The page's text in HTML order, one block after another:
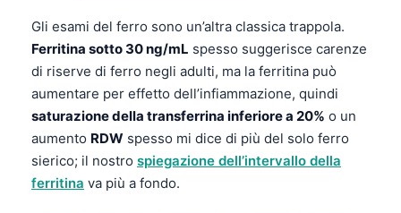
Gli esami del ferro sono un’altra classica trappola.
Ferritina sotto 30 ng/mL spesso suggerisce carenze
di riserve di ferro negli adulti, ma la ferritina può
aumentare per effetto dell’infiammazione, quindi
saturazione della transferrina inferiore a 20% o un
aumento RDW spesso mi dice di più del solo ferro
sierico; il nostro spiegazione dell’intervallo della
ferritina va più a fondo.
Română
简体中文
فارسی
Български
Dansk
Nederlands